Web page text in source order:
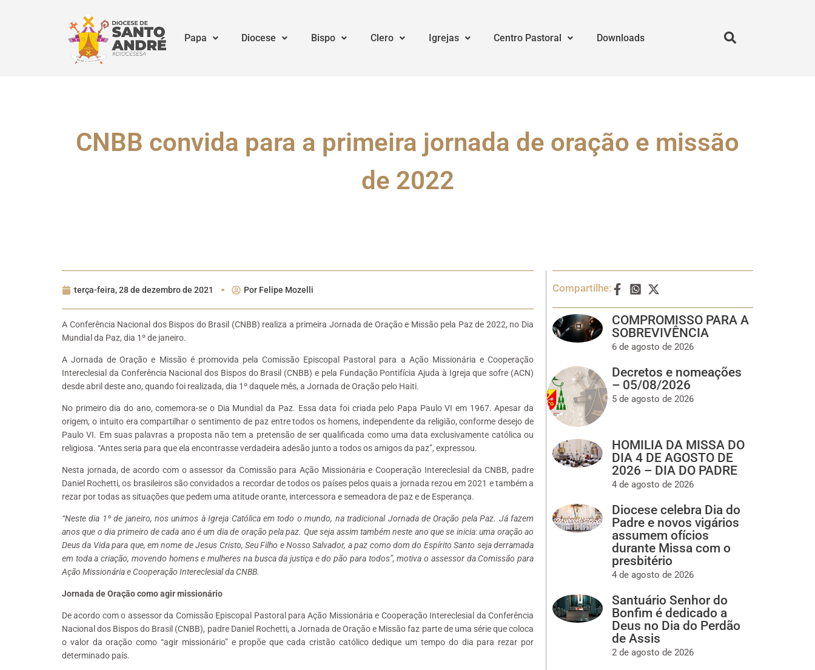
Papa Diocese Bispo Clero Igrejas Centro Pastoral Downloads
CNBB convida para a primeira jornada de oração e missão
de 2022
terça-feira, 28 de dezembro de 2021 Por Felipe Mozelli
A Conferência Nacional dos Bispos do Brasil (CNBB) realiza a primeira Jornada de Oração e Missão pela Paz de 2022, no Dia
Mundial da Paz, dia 1º de janeiro.
A Jornada de Oração e Missão é promovida pela Comissão Episcopal Pastoral para a Ação Missionária e Cooperação
Intereclesial da Conferência Nacional dos Bispos do Brasil (CNBB) e pela Fundação Pontifícia Ajuda à Igreja que sofre (ACN)
desde abril deste ano, quando foi realizada, dia 1º daquele mês, a Jornada de Oração pelo Haiti.
No primeiro dia do ano, comemora-se o Dia Mundial da Paz. Essa data foi criada pelo Papa Paulo VI em 1967. Apesar da
origem, o intuito era compartilhar o sentimento de paz entre todos os homens, independente da religião, conforme desejo de
Paulo VI. Em suas palavras a proposta não tem a pretensão de ser qualificada como uma data exclusivamente católica ou
religiosa. “Antes seria para que ela encontrasse verdadeira adesão junto a todos os amigos da paz”, expressou.
Nesta jornada, de acordo com o assessor da Comissão para Ação Missionária e Cooperação Intereclesial da CNBB, padre
Daniel Rochetti, os brasileiros são convidados a recordar de todos os países pelos quais a jornada rezou em 2021 e também a
rezar por todas as situações que pedem uma atitude orante, intercessora e semeadora de paz e de Esperança.
“Neste dia 1º de janeiro, nos unimos à Igreja Católica em todo o mundo, na tradicional Jornada de Oração pela Paz. Já fazem
anos que o dia primeiro de cada ano é um dia de oração pela paz. Que seja assim também neste ano que se inicia: uma oração ao
Deus da Vida para que, em nome de Jesus Cristo, Seu Filho e Nosso Salvador, a paz como dom do Espírito Santo seja derramada
em toda a criação, movendo homens e mulheres na busca da justiça e do pão para todos”, motiva o assessor da Comissão para
Ação Missionária e Cooperação Intereclesial da CNBB.
Jornada de Oração como agir missionário
De acordo com o assessor da Comissão Episcopal Pastoral para Ação Missionária e Cooperação Intereclesial da Conferência
Nacional dos Bispos do Brasil (CNBB), padre Daniel Rochetti, a Jornada de Oração e Missão faz parte de uma série que coloca
o valor da oração como “agir missionário” e propõe que cada cristão católico dedique um tempo do dia para rezar por
determinado país.
Compartilhe:
COMPROMISSO PARA A
SOBREVIVÊNCIA
6 de agosto de 2026
Decretos e nomeações
– 05/08/2026
5 de agosto de 2026
HOMILIA DA MISSA DO
DIA 4 DE AGOSTO DE
2026 – DIA DO PADRE
4 de agosto de 2026
Diocese celebra Dia do
Padre e novos vigários
assumem ofícios
durante Missa com o
presbitério
4 de agosto de 2026
Santuário Senhor do
Bonfim é dedicado a
Deus no Dia do Perdão
de Assis
2 de agosto de 2026